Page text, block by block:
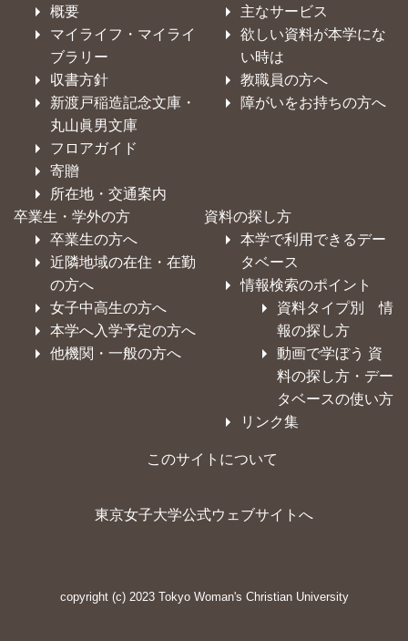
概要
マイライフ・マイライ
ブラリー
収書方針
新渡戸稲造記念文庫・
丸山眞男文庫
フロアガイド
寄贈
所在地・交通案内
主なサービス
欲しい資料が本学にな
い時は
教職員の方へ
障がいをお持ちの方へ
卒業生・学外の方
卒業生の方へ
近隣地域の在住・在勤
の方へ
女子中高生の方へ
本学へ入学予定の方へ
他機関・一般の方へ
資料の探し方
本学で利用できるデー
タベース
情報検索のポイント
資料タイプ別 情
報の探し方
動画で学ぼう 資
料の探し方・デー
タベースの使い方
リンク集
このサイトについて
東京女子大学公式ウェブサイトへ
copyright (c) 2023 Tokyo Woman's Christian University